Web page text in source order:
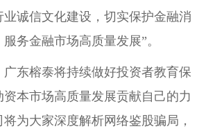
诚信文化建设，切实保护金融消
务金融市场高质量发展”。
东榕泰将持续做好投资者教育保
本市场高质量发展贡献自己的力
为大家深度解析网络鉴股骗局，